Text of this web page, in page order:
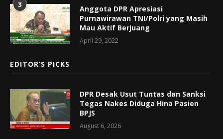
3
Anggota DPR Apresiasi
Purnawirawan TNI/Polri yang Masih
Mau Aktif Berjuang
April 29, 2022
EDITOR’S PICKS
DPR Desak Usut Tuntas dan Sanksi
Tegas Nakes Diduga Hina Pasien
BPJS
August 6, 2026